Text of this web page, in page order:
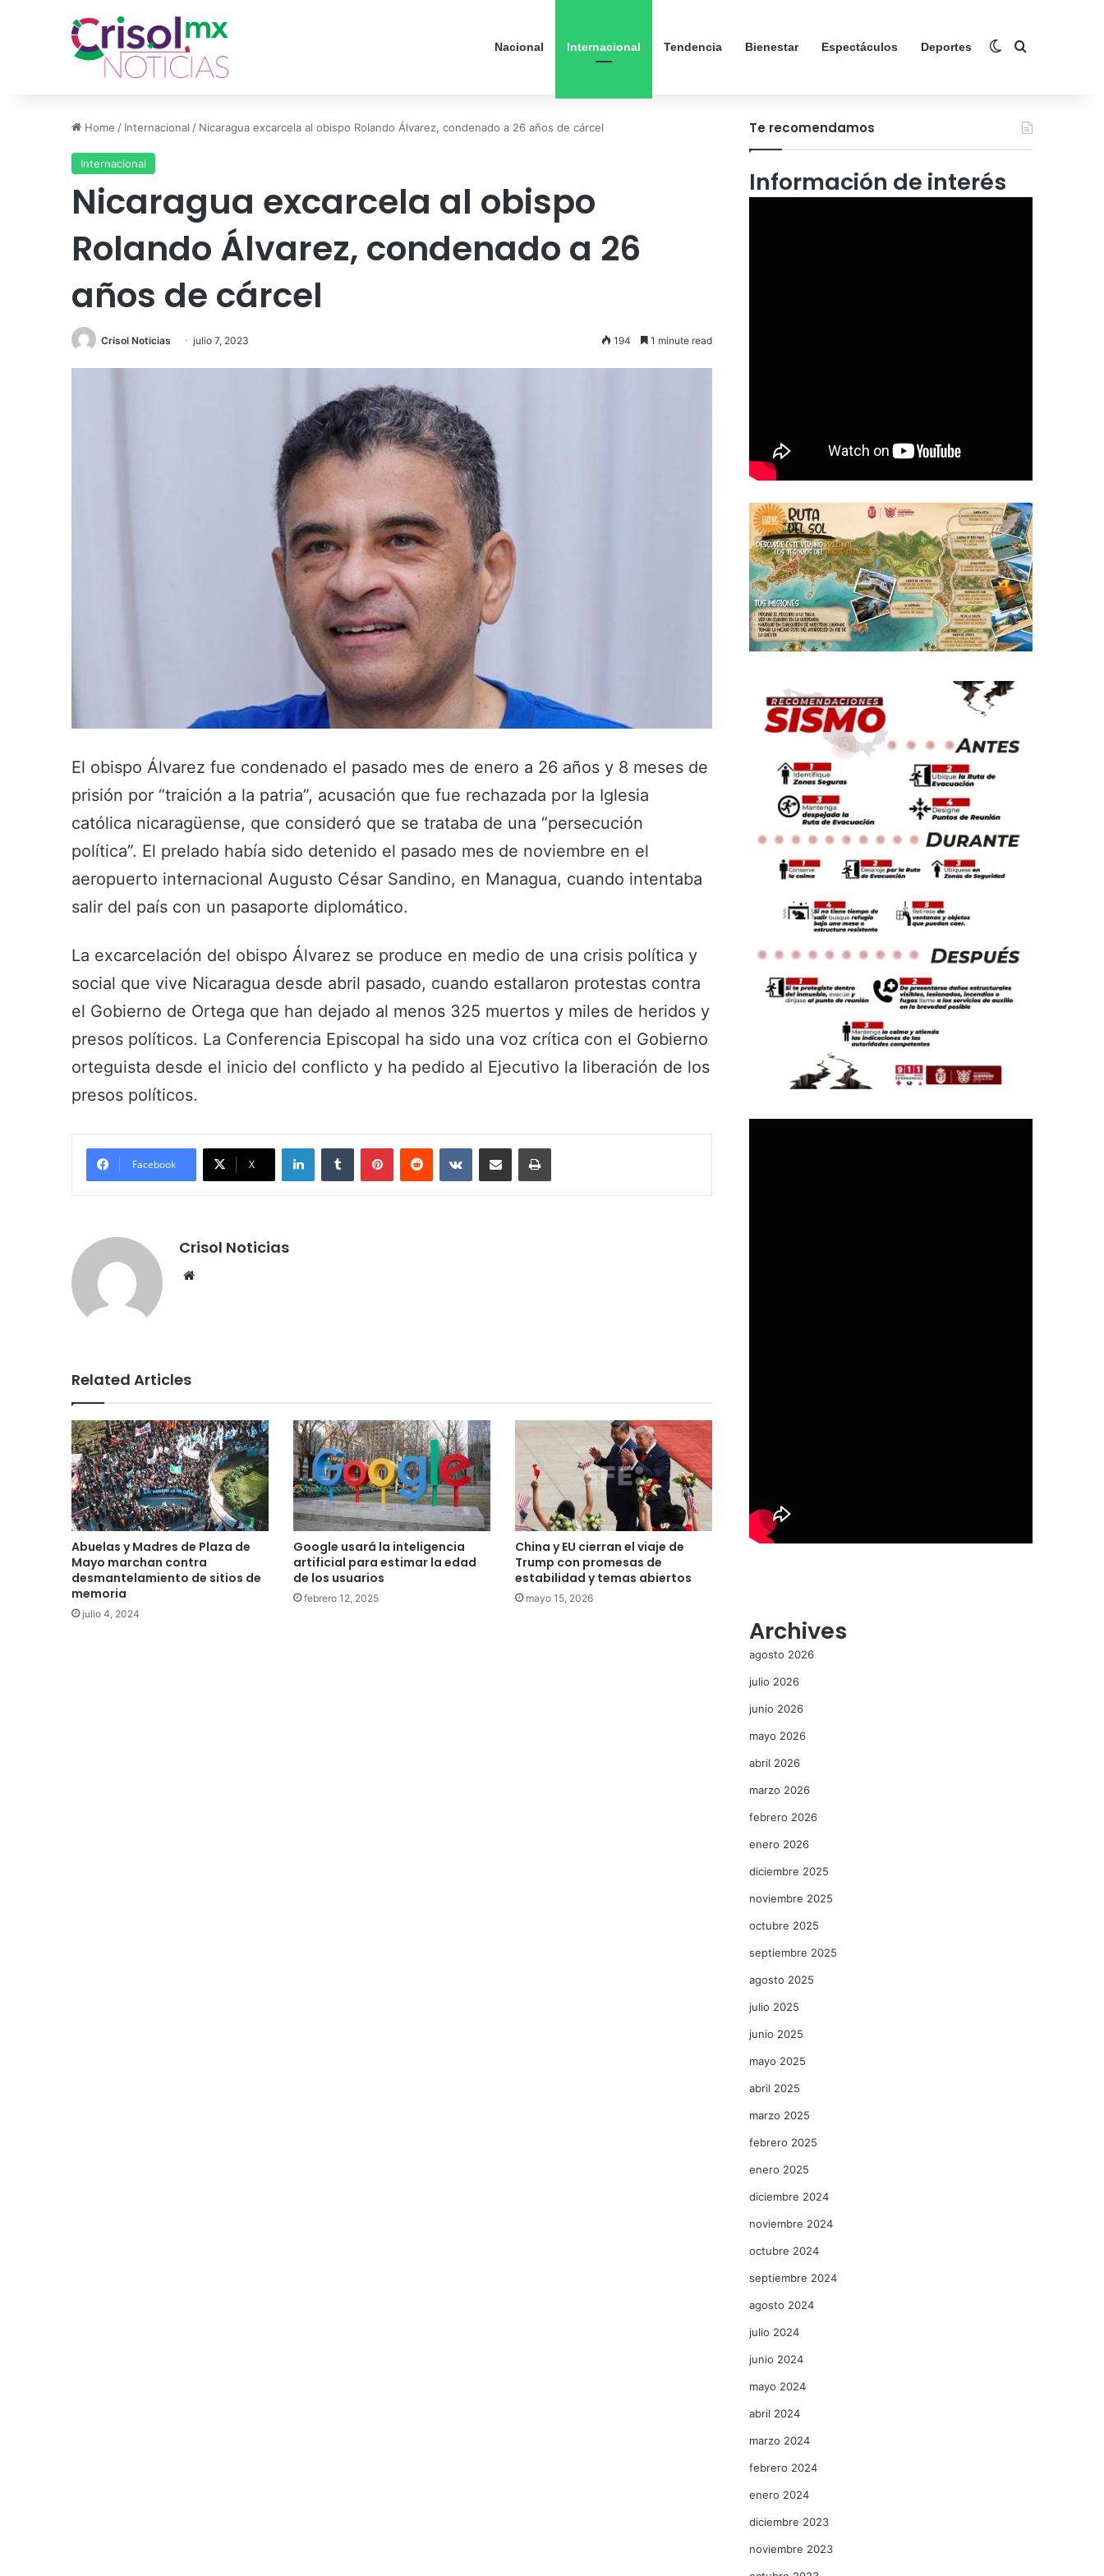
Nacional Internacional Tendencia Bienestar Espectáculos Deportes Switch skin
Search for
Home / Internacional / Nicaragua excarcela al obispo Rolando Álvarez, condenado a 26 años de cárcel
Internacional
Nicaragua excarcela al obispo
Rolando Álvarez, condenado a 26
años de cárcel
Crisol Noticias julio 7, 2023 194 1 minute read
El obispo Álvarez fue condenado el pasado mes de enero a 26 años y 8 meses de
prisión por “traición a la patria”, acusación que fue rechazada por la Iglesia
católica nicaragüense, que consideró que se trataba de una “persecución
política”. El prelado había sido detenido el pasado mes de noviembre en el
aeropuerto internacional Augusto César Sandino, en Managua, cuando intentaba
salir del país con un pasaporte diplomático.
La excarcelación del obispo Álvarez se produce en medio de una crisis política y
social que vive Nicaragua desde abril pasado, cuando estallaron protestas contra
el Gobierno de Ortega que han dejado al menos 325 muertos y miles de heridos y
presos políticos. La Conferencia Episcopal ha sido una voz crítica con el Gobierno
orteguista desde el inicio del conflicto y ha pedido al Ejecutivo la liberación de los
presos políticos.
Facebook X
Crisol Noticias
Related Articles
Abuelas y Madres de Plaza de
Mayo marchan contra
desmantelamiento de sitios de
memoria
julio 4, 2024
Google usará la inteligencia
artificial para estimar la edad
de los usuarios
febrero 12, 2025
China y EU cierran el viaje de
Trump con promesas de
estabilidad y temas abiertos
mayo 15, 2026
Te recomendamos
Información de interés
Archives
agosto 2026
julio 2026
junio 2026
mayo 2026
abril 2026
marzo 2026
febrero 2026
enero 2026
diciembre 2025
noviembre 2025
octubre 2025
septiembre 2025
agosto 2025
julio 2025
junio 2025
mayo 2025
abril 2025
marzo 2025
febrero 2025
enero 2025
diciembre 2024
noviembre 2024
octubre 2024
septiembre 2024
agosto 2024
julio 2024
junio 2024
mayo 2024
abril 2024
marzo 2024
febrero 2024
enero 2024
diciembre 2023
noviembre 2023